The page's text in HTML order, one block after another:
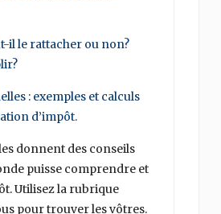
il le rattacher ou non?
: exemples et calculs
d’impôt.
donnent des conseils
puisse comprendre et
Utilisez la rubrique
pour trouver les vôtres.